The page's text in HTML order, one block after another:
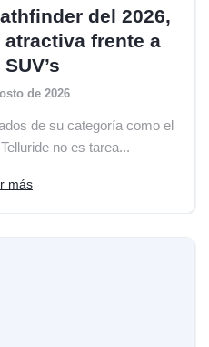
del 2026,
frente a
de 2026
de su categoría como el
no es tarea...
más